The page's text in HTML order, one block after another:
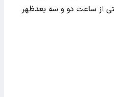
از ساعت دو و سه بعدظهر